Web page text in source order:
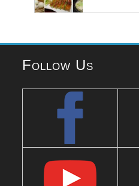
Follow Us